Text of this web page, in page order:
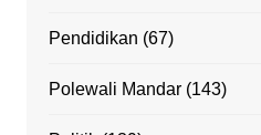
Pendidikan (67)
Polewali Mandar(143)